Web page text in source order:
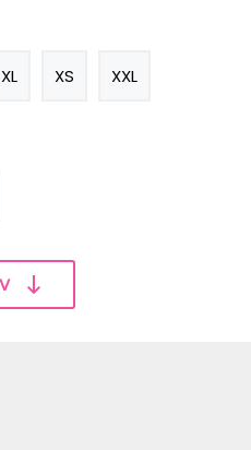
XL XS XXL